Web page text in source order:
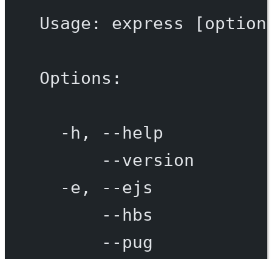
Usage: express
Options:
-h, --help
--version
-e,
--ejs
--hbs
--pug